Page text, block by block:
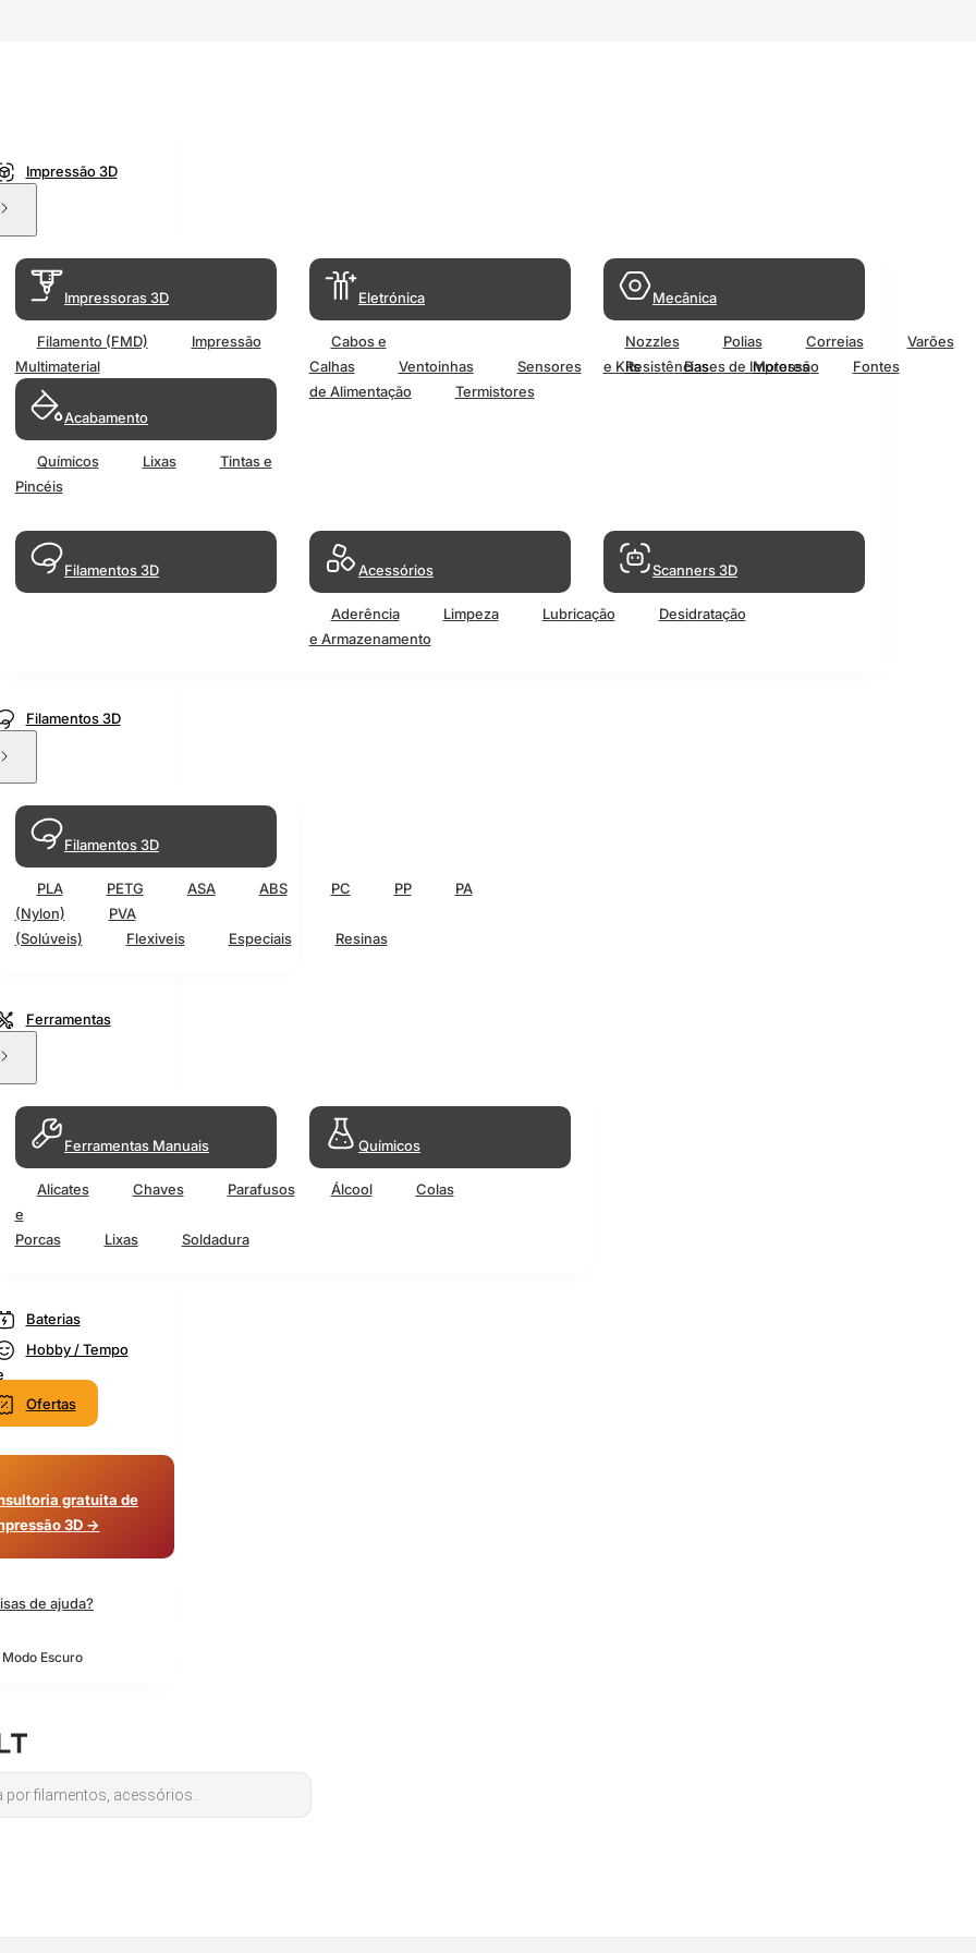
Impressão 3D
Impressoras 3D
Filamento (FMD)
Impressão
Multimaterial
Acabamento
Químicos Lixas
Tintas e
Pincéis
Eletrónica
Cabos e
Calhas
Ventoinhas Sensores Resistências Motores
Fontes
de Alimentação
Termistores
Mecânica
Nozzles Polias Correias
Varões
e Kits
Bases de Impressão
Filamentos 3D Acessórios
Aderência Limpeza Lubricação
Desidratação
e Armazenamento
Scanners 3D
Filamentos 3D
Filamentos 3D
PLA PETG ASA ABS PC PP
PA
(Nylon)
PVA
(Solúveis)
Flexiveis Especiais Resinas
Ferramentas
Ferramentas Manuais
Alicates Chaves
Parafusos
e
Porcas
Lixas Soldadura
Químicos
Álcool Colas
Baterias
Hobby / Tempo
Ofertas
gratuita de
3D →
de ajuda?
Escuro